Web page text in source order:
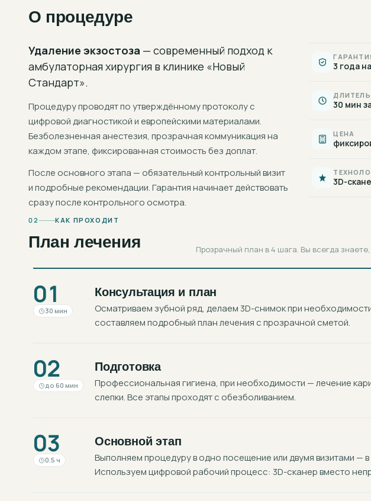
О процедуре
Удаление экзостоза — современный подход к
амбулаторная хирургия в клинике «Новый
Стандарт».
Процедуру проводят по утверждённому протоколу с
цифровой диагностикой и европейскими материалами.
Безболезненная анестезия, прозрачная коммуникация на
каждом этапе, фиксированная стоимость без доплат.
После основного этапа — обязательный контрольный визит
и подробные рекомендации. Гарантия начинает действовать
сразу после контрольного осмотра.
3 года
30 мин
ЦЕНА
3D-
02 КАК ПРОХОДИТ
План лечения Прозрачный план в 4 шага. Вы всегда
01
30 мин
Консультация и план
Осматриваем зубной ряд, делаем 3D-снимок при
составляем подробный план лечения с прозрачной сметой.
02
до 60 мин
Подготовка
Профессиональная гигиена, при необходимости — лечение
слепки. Все этапы проходят с обезболиванием.
03
0.5 ч
Основной этап
Выполняем процедуру в одно посещение или двумя визитами —
Используем цифровой рабочий процесс: 3D-сканер вместо